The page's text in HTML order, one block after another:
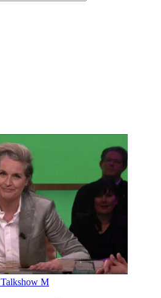
Talkshow M